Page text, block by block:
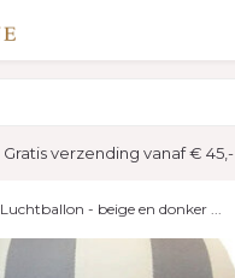
Gratis verzending vanaf € 45,-
Luchtballon - beige en donker ...